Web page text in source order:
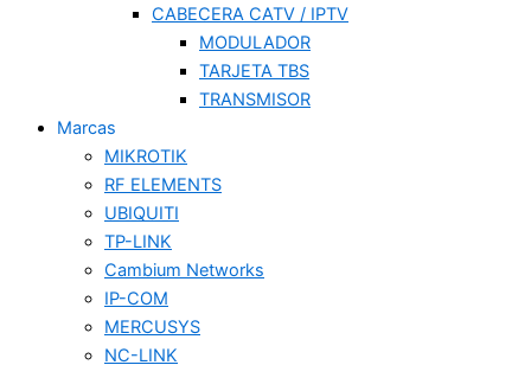
CABECERA CATV / IPTV
MODULADOR
TARJETA TBS
TRANSMISOR
Marcas
MIKROTIK
RF ELEMENTS
UBIQUITI
TP-LINK
Cambium Networks
IP-COM
MERCUSYS
NC-LINK